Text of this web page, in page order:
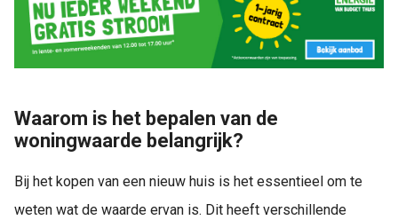
Waarom is het bepalen van de
woningwaarde belangrijk?
Bij het kopen van een nieuw huis is het essentieel om te
weten wat de waarde ervan is. Dit heeft verschillende